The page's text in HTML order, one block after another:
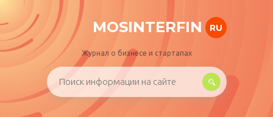
MOSINTERFIN RU
Журнал о бизнесе и стартапах